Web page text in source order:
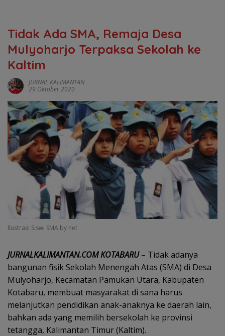
Tidak Ada SMA, Remaja Desa
Mulyoharjo Terpaksa Sekolah ke
Kaltim
JURNAL KALIMANTAN
29 Oktober 2020
Ilustrasi Siswi SMA by net
JURNALKALIMANTAN.COM KOTABARU– Tidak adanya
bangunan fisik Sekolah Menengah Atas (SMA) di Desa
Mulyoharjo, Kecamatan Pamukan Utara, Kabupaten
Kotabaru, membuat masyarakat di sana harus
melanjutkan pendidikan anak-anaknya ke daerah lain,
bahkan ada yang memilih bersekolah ke provinsi
tetangga, Kalimantan Timur (Kaltim).